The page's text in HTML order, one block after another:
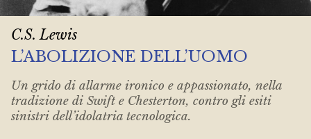
C.S. Lewis
L’ABOLIZIONE DELL’UOMO
Un grido di allarme ironico e appassionato, nella
tradizione di Swift e Chesterton, contro gli esiti
sinistri dell’idolatria tecnologica.